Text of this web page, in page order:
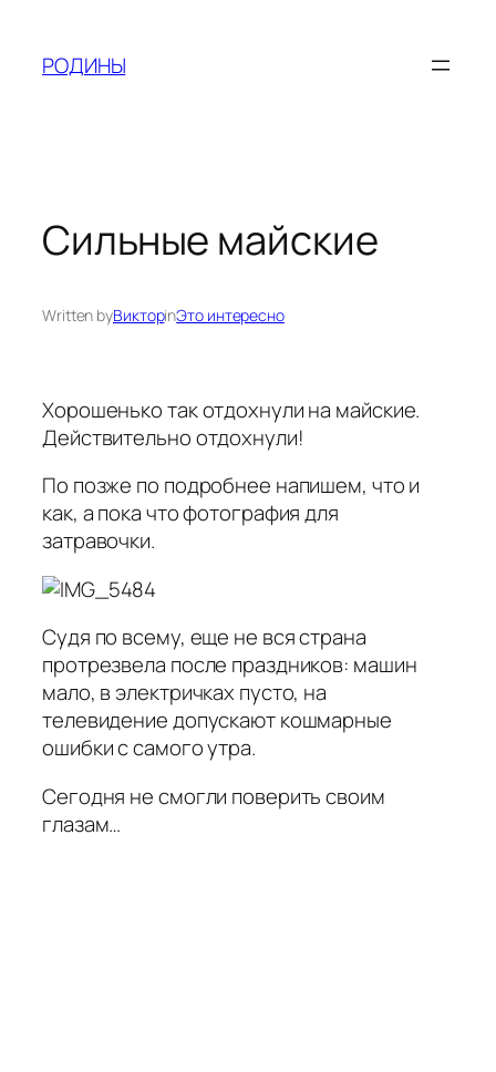
content
РОДИНЫ
Сильные майские
Written byВикторinЭто интересно
Хорошенько так отдохнули на майские.
Действительно отдохнули!
По позже по подробнее напишем, что и
как, а пока что фотография для
затравочки.
Судя по всему, еще не вся страна
протрезвела после праздников: машин
мало, в электричках пусто, на
телевидение допускают кошмарные
ошибки с самого утра.
Сегодня не смогли поверить своим
глазам…